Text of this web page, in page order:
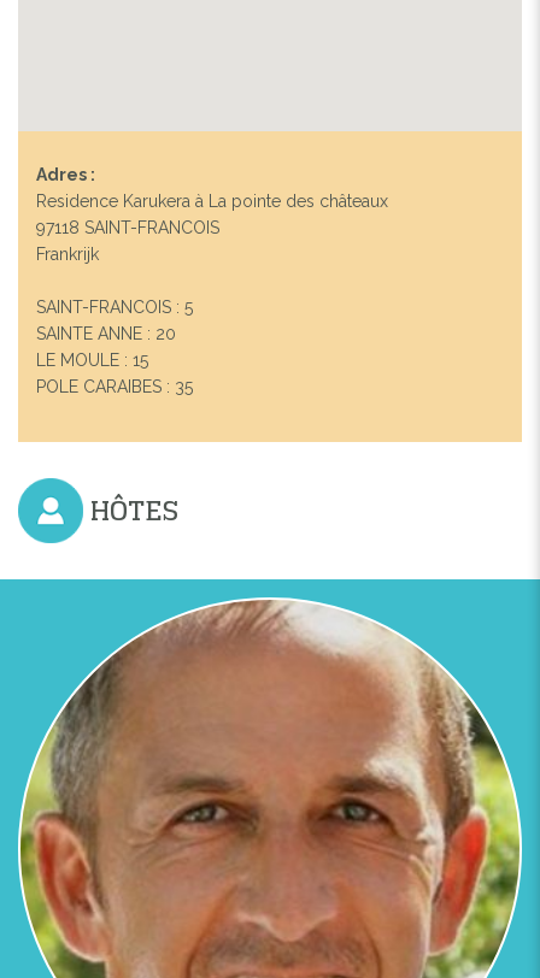
Adres :
Residence Karukera à La pointe des châteaux
97118 SAINT-FRANCOIS
Frankrijk
SAINT-FRANCOIS : 5
SAINTE ANNE : 20
LE MOULE : 15
POLE CARAIBES : 35
HÔTES